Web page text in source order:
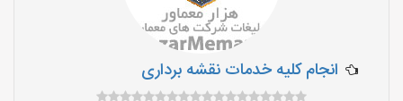
انجام کلیه خدمات نقشه برداری